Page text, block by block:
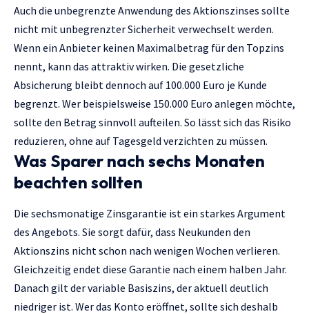
Auch die unbegrenzte Anwendung des Aktionszinses sollte
nicht mit unbegrenzter Sicherheit verwechselt werden.
Wenn ein Anbieter keinen Maximalbetrag für den Topzins
nennt, kann das attraktiv wirken. Die gesetzliche
Absicherung bleibt dennoch auf 100.000 Euro je Kunde
begrenzt. Wer beispielsweise 150.000 Euro anlegen möchte,
sollte den Betrag sinnvoll aufteilen. So lässt sich das Risiko
reduzieren, ohne auf Tagesgeld verzichten zu müssen.
Was Sparer nach sechs Monaten
beachten sollten
Die sechsmonatige Zinsgarantie ist ein starkes Argument
des Angebots. Sie sorgt dafür, dass Neukunden den
Aktionszins nicht schon nach wenigen Wochen verlieren.
Gleichzeitig endet diese Garantie nach einem halben Jahr.
Danach gilt der variable Basiszins, der aktuell deutlich
niedriger ist. Wer das Konto eröffnet, sollte sich deshalb